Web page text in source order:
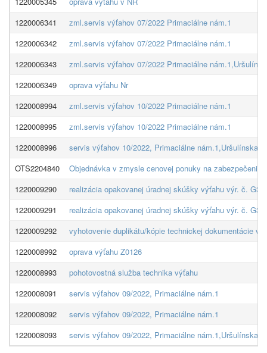
1220006341
zml.servis výťahov 07/2022 Primaciálne nám.1
1220006342
zml.servis výťahov 07/2022 Primaciálne nám.1
1220006343
zml.servis výťahov 07/2022 Primaciálne
1220006349
oprava výťahu Nr
1220008994
zml.servis výťahov 10/2022 Primaciálne nám.1
1220008995
zml.servis výťahov 10/2022 Primaciálne nám.1
1220008996
servis výťahov 10/2022, Primaciálne nám.1,Uršulínska 6
OTS2204840
Objednávka v zmysle cenovej ponuky na
1220009290
realizácia opakovanej úradnej skúšky výťahu výr. č.
1220009291
realizácia opakovanej úradnej skúšky výťahu výr. č.
1220009292
vyhotovenie duplikátu/kópie technickej dokumentácie
1220008992
oprava výťahu Z0126
1220008993
pohotovostná služba technika výťahu
1220008091
servis výťahov 09/2022, Primaciálne nám.1
1220008092
servis výťahov 09/2022, Primaciálne nám.1
1220008093
servis výťahov 09/2022, Primaciálne nám.1,Uršulínska 6